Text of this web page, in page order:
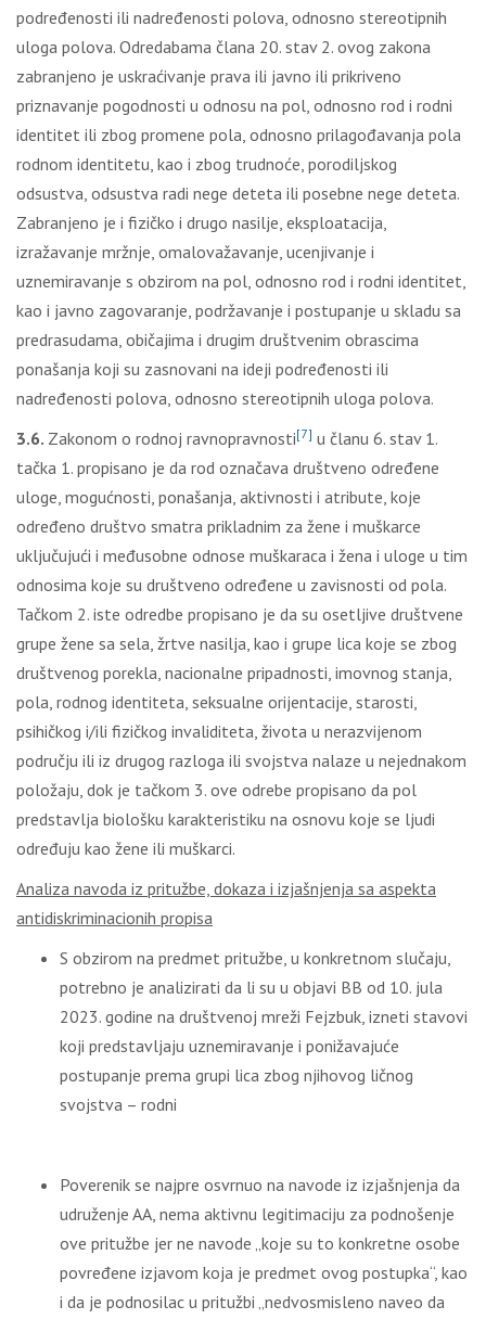
podređenosti ili nadređenosti polova, odnosno stereotipnih
uloga polova. Odredabama člana 20. stav 2. ovog zakona
zabranjeno je uskraćivanje prava ili javno ili prikriveno
priznavanje pogodnosti u odnosu na pol, odnosno rod i rodni
identitet ili zbog promene pola, odnosno prilagođavanja pola
rodnom identitetu, kao i zbog trudnoće, porodiljskog
odsustva, odsustva radi nege deteta ili posebne nege deteta.
Zabranjeno je i fizičko i drugo nasilje, eksploatacija,
izražavanje mržnje, omalovažavanje, ucenjivanje i
uznemiravanje s obzirom na pol, odnosno rod i rodni identitet,
kao i javno zagovaranje, podržavanje i postupanje u skladu sa
predrasudama, običajima i drugim društvenim obrascima
ponašanja koji su zasnovani na ideji podređenosti ili
nadređenosti polova, odnosno stereotipnih uloga polova.
3.6. Zakonom o rodnoj ravnopravnosti[7] u članu 6. stav 1.
tačka 1. propisano je da rod označava društveno određene
uloge, mogućnosti, ponašanja, aktivnosti i atribute, koje
određeno društvo smatra prikladnim za žene i muškarce
uključujući i međusobne odnose muškaraca i žena i uloge u tim
odnosima koje su društveno određene u zavisnosti od pola.
Tačkom 2. iste odredbe propisano je da su osetljive društvene
grupe žene sa sela, žrtve nasilja, kao i grupe lica koje se zbog
društvenog porekla, nacionalne pripadnosti, imovnog stanja,
pola, rodnog identiteta, seksualne orijentacije, starosti,
psihičkog i/ili fizičkog invaliditeta, života u nerazvijenom
području ili iz drugog razloga ili svojstva nalaze u nejednakom
položaju, dok je tačkom 3. ove odrebe propisano da pol
predstavlja biološku karakteristiku na osnovu koje se ljudi
određuju kao žene ili muškarci.
Analiza navoda iz pritužbe, dokaza i izjašnjenja sa aspekta
antidiskriminacionih propisa
S obzirom na predmet pritužbe, u konkretnom slučaju,
potrebno je analizirati da li su u objavi BB od 10. jula
2023. godine na društvenoj mreži Fejzbuk, izneti stavovi
koji predstavljaju uznemiravanje i ponižavajuće
postupanje prema grupi lica zbog njihovog ličnog
svojstva – rodni
Poverenik se najpre osvrnuo na navode iz izjašnjenja da
udruženje AA, nema aktivnu legitimaciju za podnošenje
ove pritužbe jer ne navode „koje su to konkretne osobe
povređene izjavom koja je predmet ovog postupka“, kao
i da je podnosilac u pritužbi „nedvosmisleno naveo da